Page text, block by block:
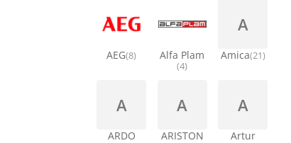
AEG(8) Alfa Plam
(4)
A
Amica(21)
A
ARDO
A
ARISTON
A
Artur